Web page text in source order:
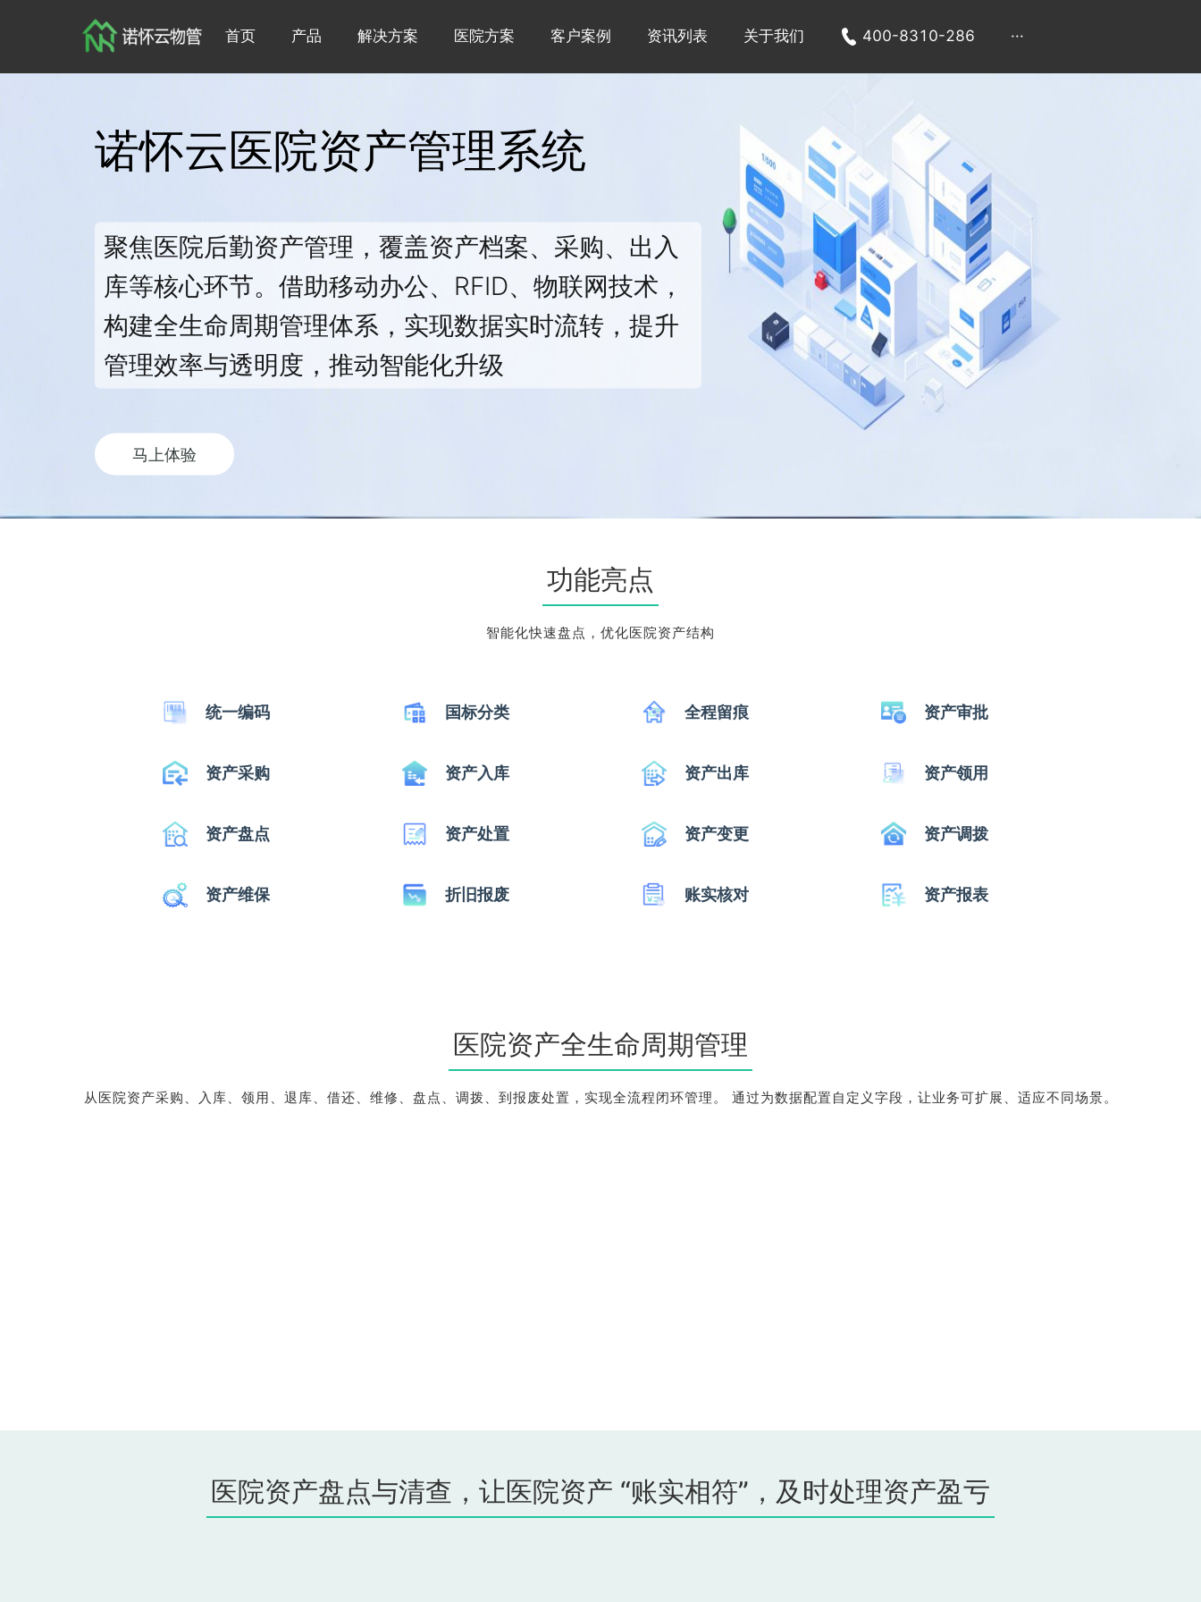
首页 产品 解决方案 医院方案 客户案例 资讯列表 关于我们 400-8310-286 ···
诺怀云医院资产管理系统
聚焦医院后勤资产管理，覆盖资产档案、采购、出入
库等核心环节。借助移动办公、RFID、物联网技术，
构建全生命周期管理体系，实现数据实时流转，提升
管理效率与透明度，推动智能化升级
马上体验
功能亮点
智能化快速盘点，优化医院资产结构
统一编码 国标分类 全程留痕 资产审批
资产采购 资产入库 资产出库 资产领用
资产盘点 资产处置 资产变更 资产调拨
资产维保 折旧报废 账实核对 资产报表
医院资产全生命周期管理
从医院资产采购、入库、领用、退库、借还、维修、盘点、调拨、到报废处置，实现全流程闭环管理。 通过为数据配置自定义字段，让业务可扩展、适应不同场景。
医院资产盘点与清查，让医院资产 “账实相符”，及时处理资产盈亏